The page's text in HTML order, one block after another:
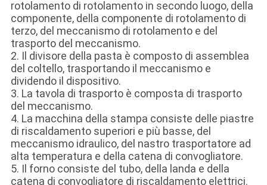
rotolamento di rotolamento in secondo luogo, della
componente, della componente di rotolamento di
terzo, del meccanismo di rotolamento e del
trasporto del meccanismo.
2. Il divisore della pasta è composto di assemblea
del coltello, trasportando il meccanismo e
dividendo il dispositivo.
3. La tavola di trasporto è composta di trasporto
del meccanismo.
4. La macchina della stampa consiste delle piastre
di riscaldamento superiori e più basse, del
meccanismo idraulico, del nastro trasportatore ad
alta temperatura e della catena di convogliatore.
5. Il forno consiste del tubo, della landa e della
catena di convogliatore di riscaldamento elettrici.